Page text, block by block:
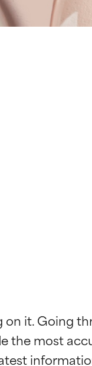
on it. Going
the most